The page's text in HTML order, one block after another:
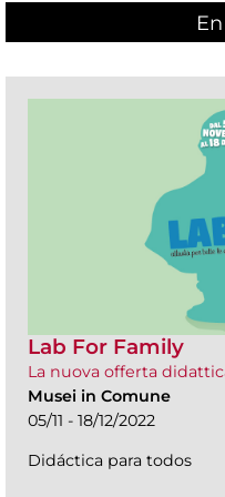
Lab For Family
La nuova offerta
Musei in Comune
05/11 - 18/12/2022
Didáctica para todos